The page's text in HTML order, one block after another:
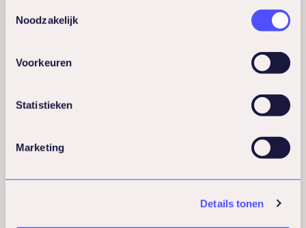
Noodzakelijk
Voorkeuren
Statistieken
Marketing
Details tonen